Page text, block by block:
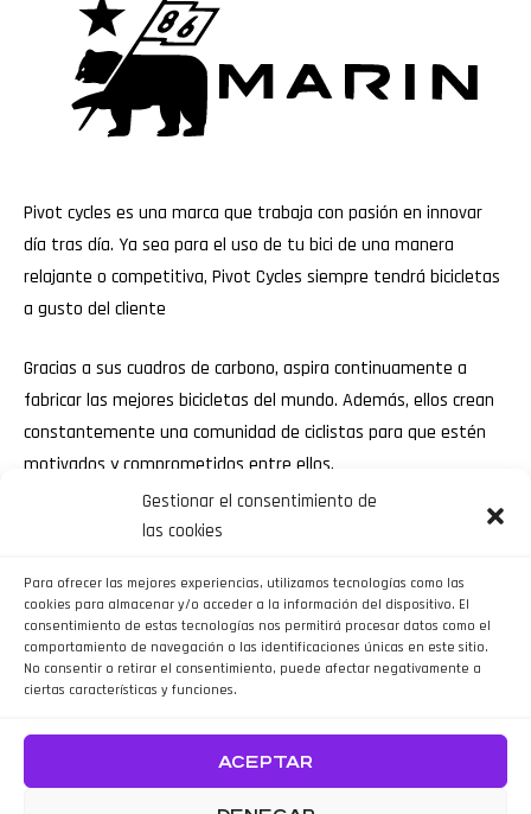
Gestionar el consentimiento de
las cookies
Para ofrecer las mejores experiencias, utilizamos tecnologías como las
cookies para almacenar y/o acceder a la información del dispositivo. El
consentimiento de estas tecnologías nos permitirá procesar datos como el
comportamiento de navegación o las identificaciones únicas en este sitio.
No consentir o retirar el consentimiento, puede afectar negativamente a
ciertas características y funciones.
ACEPTAR
Pivot cycles es una marca que trabaja con pasión en innovar
día tras día. Ya sea para el uso de tu bici de una manera
relajante o competitiva, Pivot Cycles siempre tendrá bicicletas
a gusto del cliente
Gracias a sus cuadros de carbono, aspira continuamente a
fabricar las mejores bicicletas del mundo. Además, ellos crean
constantemente una comunidad de ciclistas para que estén
motivados y comprometidos entre ellos.
Marin Bikes ofrece un gran catálogo de clase mundial de bicis
pequeños de la casa.
Diseñadas por un equipo de ciclistas en el norte de California
desde 1986, por lo que cuentan con una gran historia a sus
puede encontrar en su catálogo.